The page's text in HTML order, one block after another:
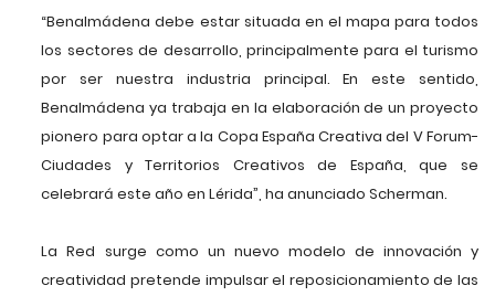
“Benalmádena debe estar situada en el mapa para todos
los sectores de desarrollo, principalmente para el turismo
por ser nuestra industria principal. En este sentido,
Benalmádena ya trabaja en la elaboración de un proyecto
pionero para optar a la Copa España Creativa del V Forum-
Ciudades y Territorios Creativos de España, que se
celebrará este año en Lérida”, ha anunciado Scherman.
La Red surge como un nuevo modelo de innovación y
creatividad pretende impulsar el reposicionamiento de las